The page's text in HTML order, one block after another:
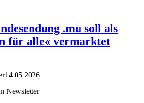
.mu soll als
für alle« vermarktet
14.05.2026
Newsletter